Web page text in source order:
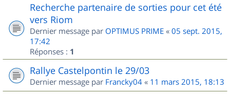
Recherche partenaire de sorties pour cet été
vers Riom
Dernier message par OPTIMUS PRIME « 05 sept. 2015,
17:42
Réponses : 1
Rallye Castelpontin le 29/03
Dernier message par Francky04 « 11 mars 2015, 18:13